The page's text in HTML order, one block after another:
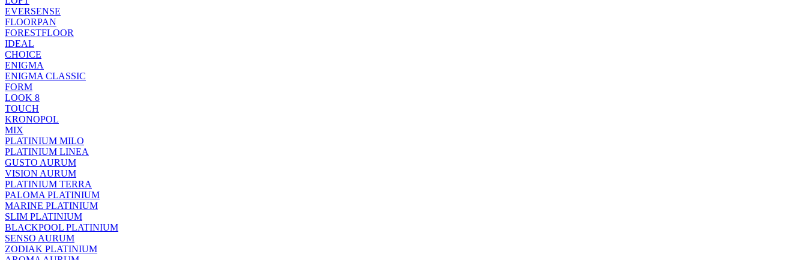
EVERSENSE
FLOORPAN
FORESTFLOOR
IDEAL
CHOICE
ENIGMA
ENIGMA CLASSIC
FORM
LOOK 8
TOUCH
KRONOPOL
MIX
PLATINIUM MILO
PLATINIUM LINEA
GUSTO AURUM
VISION AURUM
PLATINIUM TERRA
PALOMA PLATINIUM
MARINE PLATINIUM
SLIM PLATINIUM
BLACKPOOL PLATINIUM
SENSO AURUM
ZODIAK PLATINIUM